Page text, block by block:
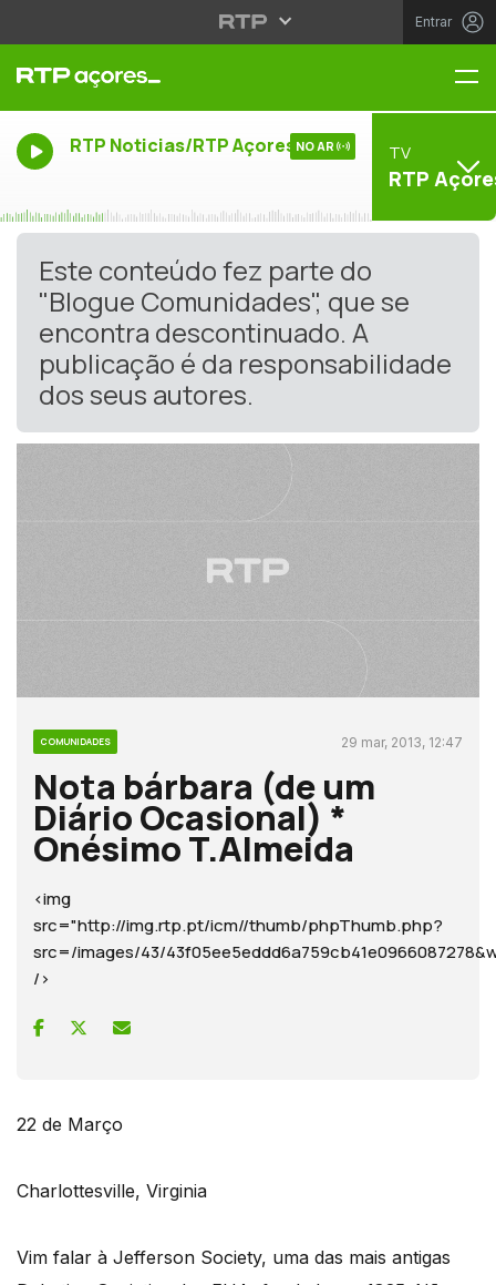
Entrar
RTP Noticias/RTP Açores NO AR TV
RTP
Este conteúdo fez parte do
"Blogue Comunidades", que se
encontra descontinuado. A
publicação é da responsabilidade
dos seus autores.
COMUNIDADES 29 mar, 2013, 12:47
Nota bárbara (de um
Diário Ocasional) *
Onésimo T.Almeida
<img
src="http://img.rtp.pt/icm//thumb/phpThumb.php?
src=/images/43/
/>
22 de Março
Charlottesville, Virginia
Vim falar à Jefferson Society, uma das mais antigas